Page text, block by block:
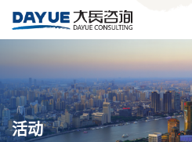
活动